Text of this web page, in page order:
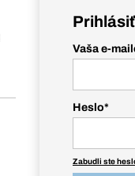
Vaša e-
Heslo*
Zabudli ste